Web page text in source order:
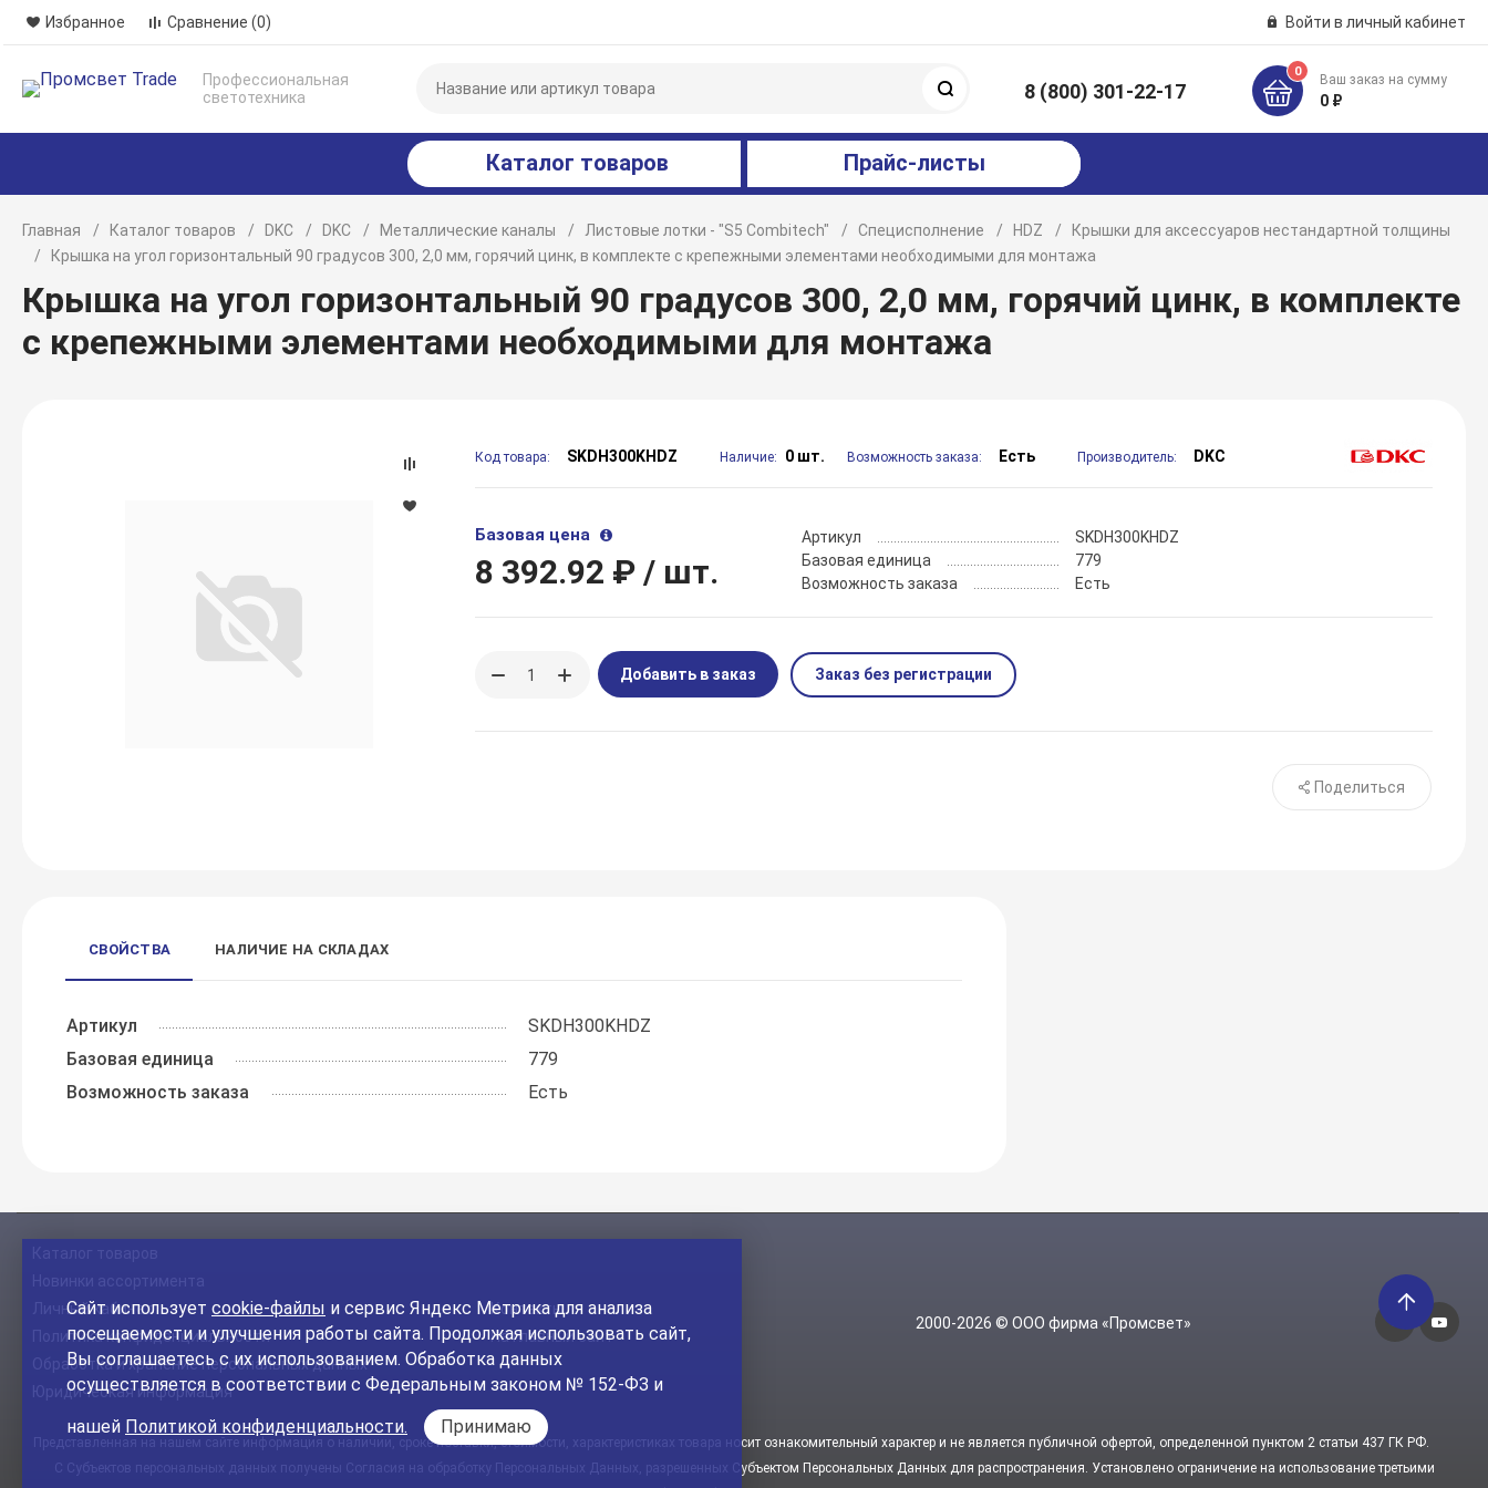
Избранное Сравнение (0) Войти в личный кабинет
Профессиональная
светотехника
8 (800) 301-22-17
0
Ваш заказ на сумму
0 ₽
Каталог товаров Прайс-листы
Главная Каталог товаров DKC DKC Металлические каналы Листовые лотки - "S5 Combitech" Специсполнение HDZ
Крышки для аксессуаров нестандартной толщины
Крышка на угол горизонтальный 90 градусов 300, 2,0 мм, горячий цинк, в комплекте с крепежными элементами необходимыми для монтажа
Крышка на угол горизонтальный 90 градусов 300, 2,0 мм, горячий цинк, в комплекте
с крепежными элементами необходимыми для монтажа
Код товара: SKDH300KHDZ Наличие: 0 шт. Возможность заказа: Есть Производитель: DKC
Базовая цена
8 392.92 ₽ / шт.
Артикул
SKDH300KHDZ
Базовая единица
779
Возможность заказа
Есть
Добавить в заказ Заказ без регистрации
Поделиться
СВОЙСТВА НАЛИЧИЕ НА СКЛАДАХ
Артикул
SKDH300KHDZ
Базовая единица
779
Возможность заказа
Есть
Каталог товаров
Новинки ассортимента
Личный кабинет
Политика конфиденциальности
Обработка и хранение персональных данных
Юридическая информация
Контакты
На главный сайт
2000-2026 © ООО фирма «Промсвет»
Представленная на нашем сайте информация о наличии, сроке поставки, стоимости, характеристиках товара носит ознакомительный характер и не является публичной офертой, определенной пунктом 2 статьи 437 ГК РФ.
С Субъектов персональных данных получены Согласия на обработку Персональных Данных, разрешенных Субъектом Персональных Данных для распространения. Установлено ограничение на использование третьими
Сайт использует cookie-файлы и сервис Яндекс Метрика для анализа
посещаемости и улучшения работы сайта. Продолжая использовать сайт,
Вы соглашаетесь с их использованием. Обработка данных
осуществляется в соответствии с Федеральным законом № 152-ФЗ и
нашей Политикой конфиденциальности. Принимаю